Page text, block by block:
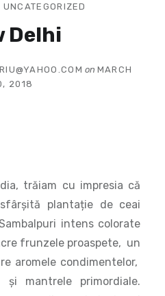
UNCATEGORIZED
Delhi
on MARCH
2018
trăiam cu impresia că
plantație de ceai
intens colorate
frunzele proaspete, un
aromele condimentelor,
și mantrele primordiale.